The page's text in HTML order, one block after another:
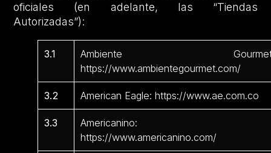
oficiales (en adelante, las “Tiendas
Autorizadas”):
3.1
Ambiente
https://www.ambientegourmet.com/
3.2 American Eagle: https://www.ae.com.co
3.3
Americanino:
https://www.americanino.com/